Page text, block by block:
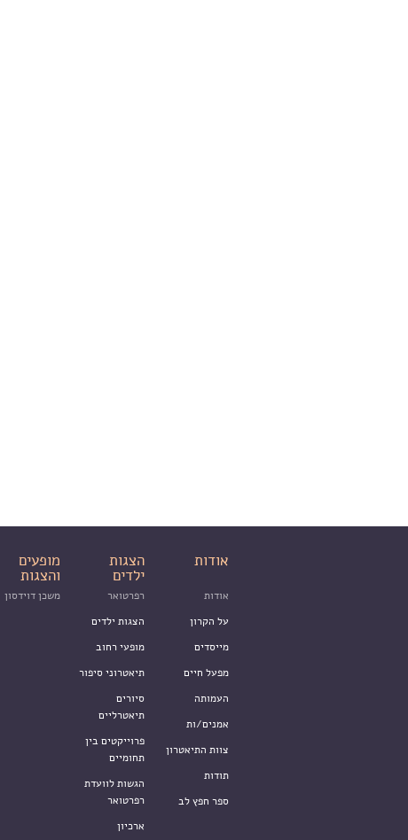
אודות הצגות
ילדים
מופעים
והצגות
אודות
על הקרון
מייסדים
מפעל חיים
העמותה
אמנים/ות
צוות התיאטרון
תודות
ספר חפץ לב
רפרטואר
הצגות ילדים
מופעי רחוב
תיאטרוני סיפור
סיורים
תיאטרליים
פרוייקטים בין
תחומיים
הגשות לוועדת
רפרטואר
ארכיון
משכן דוידסון